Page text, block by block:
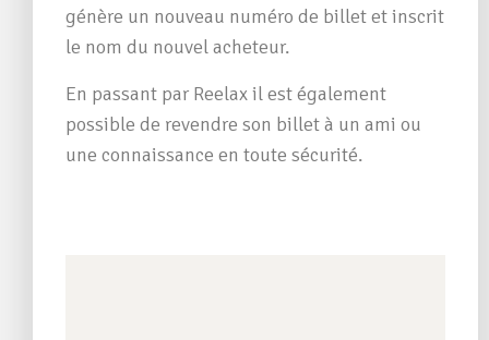
génère un nouveau numéro de billet et inscrit
le nom du nouvel acheteur.
En passant par Reelax il est également
possible de revendre son billet à un ami ou
une connaissance en toute sécurité.